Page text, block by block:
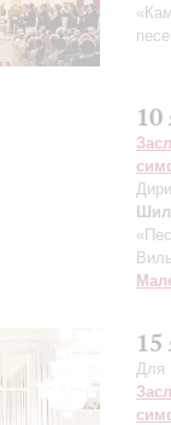
10
15
Для